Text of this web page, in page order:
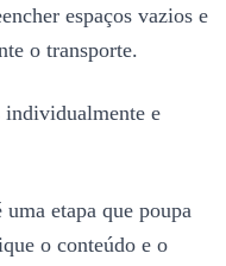
espaços vazios e
o transporte.
individualmente e
etapa que poupa
o conteúdo e o